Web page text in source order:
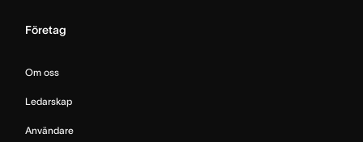
Företag
Om oss
Ledarskap
Användare